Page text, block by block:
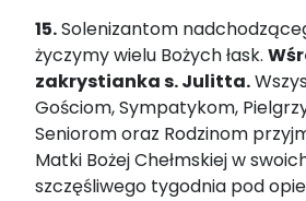
15.Solenizantom
życzymy wielu Bożych łask.
zakrystianka s. Julitta.
Gościom, Sympatykom,
Seniorom oraz Rodzinom
Matki Bożej Chełmskiej w
szczęśliwego tygodnia pod